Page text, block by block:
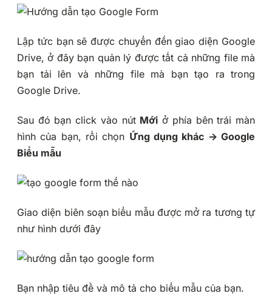
Lập tức bạn sẽ được chuyển đến giao diện Google
Drive, ở đây bạn quản lý được tất cả những file mà
bạn tải lên và những file mà bạn tạo ra trong
Google Drive.
Sau đó bạn click vào nút Mới ở phía bên trái màn
hình của bạn, rồi chọn Ứng dụng khác -> Google
Biểu mẫu
Giao diện biên soạn biểu mẫu được mở ra tương tự
như hình dưới đây
Bạn nhập tiêu đề và mô tả cho biểu mẫu của bạn.